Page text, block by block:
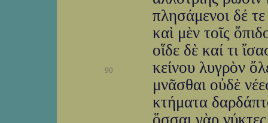
πλησάμενοι δέ
καὶ μὲν τοῖς
οἵδε δὲ καί τι
90
κείνου λυγρὸν
μνᾶσθαι οὐδὲ
κτήματα
ὅσσαι γὰρ νύκτες